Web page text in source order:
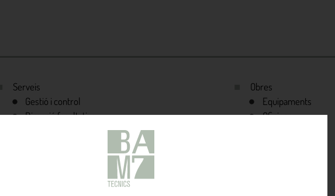
Serveis
Gestió i control
Direcció facultativa
Seguretat i salut en obres
Valoracions i transaccions
Informes, dictàmens i certificacions
Obres
Equipaments
Oficines